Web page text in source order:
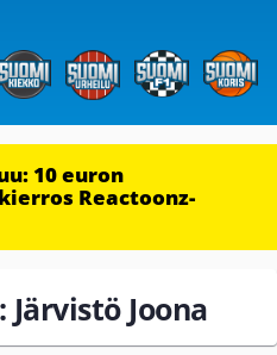
10 euron
Reactoonz-
Joona